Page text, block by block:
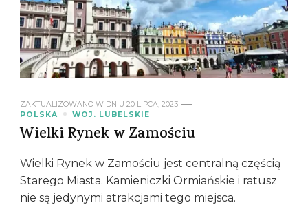
ZAKTUALIZOWANO W DNIU 20 LIPCA, 2023
POLSKA
WOJ. LUBELSKIE
Wielki Rynek w Zamościu
Wielki Rynek w Zamościu jest centralną częścią
Starego Miasta. Kamieniczki Ormiańskie i ratusz
nie są jedynymi atrakcjami tego miejsca.